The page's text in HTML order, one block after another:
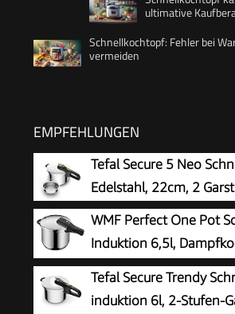
ultimative
Schnellkochtopf: Fehler bei
vermeiden
EMPFEHLUNGEN
Tefal Secure 5 Neo
Edelstahl, 22cm, 2
WMF Perfect One Pot
Induktion 6,5l,
Kochsignal, 2
abnehmbarer Deckelgriff,
Tefal Secure Trendy
induktion 6l, 2-Stufen-